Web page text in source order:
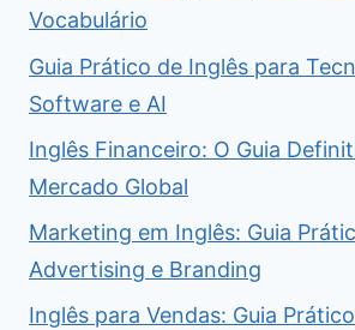
Vocabulário
Guia Prático de Inglês para
Software e AI
Inglês Financeiro: O Guia
Mercado Global
Marketing em Inglês: Guia
Advertising e Branding
Inglês para Vendas: Guia